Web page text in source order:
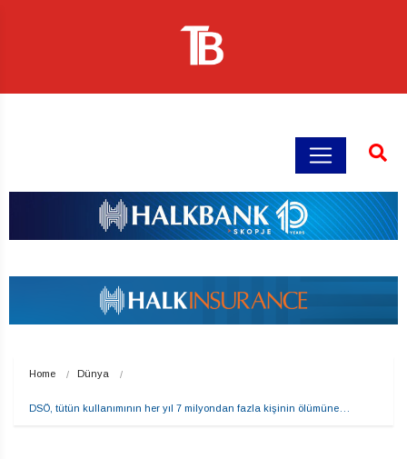
Home Dünya
DSÖ, tütün kullanımının her yıl 7 milyondan fazla kişinin ölümüne…